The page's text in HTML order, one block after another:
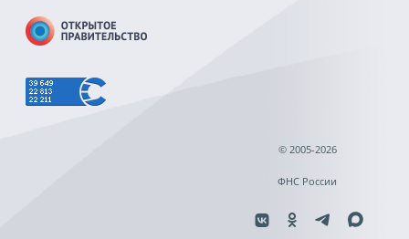
© 2005-2026
ФНС России